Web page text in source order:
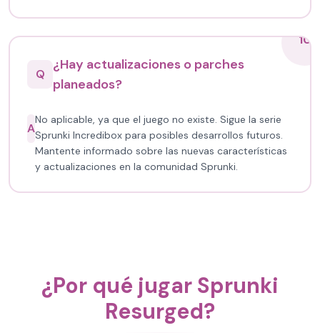
10
Q
¿Hay actualizaciones o parches
planeados?
A
No aplicable, ya que el juego no existe. Sigue la serie
Sprunki Incredibox para posibles desarrollos futuros.
Mantente informado sobre las nuevas características
y actualizaciones en la comunidad Sprunki.
¿Por qué jugar Sprunki
Resurged?